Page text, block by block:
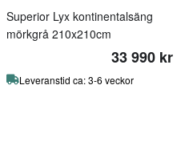
Superior Lyx kontinentalsäng
mörkgrå 210x210cm
33 990 kr
Leveranstid ca: 3-6 veckor